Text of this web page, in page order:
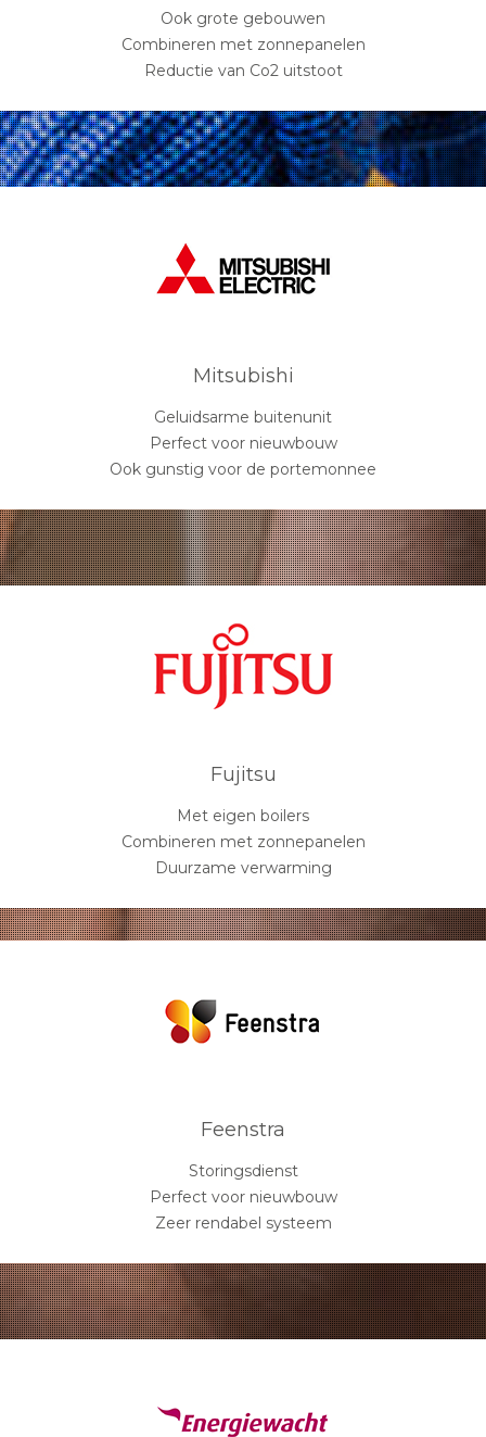
Ook grote gebouwen
Combineren met zonnepanelen
Reductie van Co2 uitstoot
Mitsubishi
Geluidsarme buitenunit
Perfect voor nieuwbouw
Ook gunstig voor de portemonnee
Fujitsu
Met eigen boilers
Combineren met zonnepanelen
Duurzame verwarming
Feenstra
Storingsdienst
Perfect voor nieuwbouw
Zeer rendabel systeem